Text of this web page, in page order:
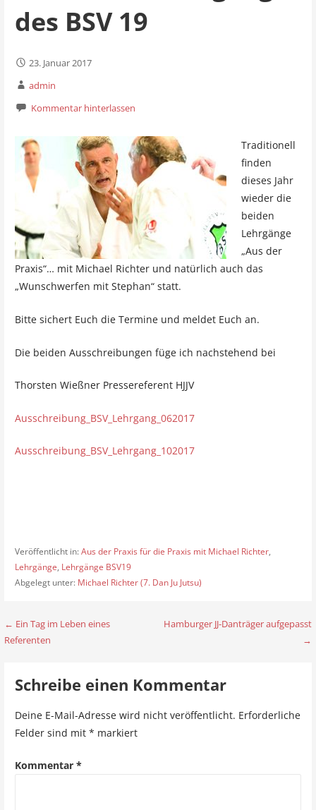
des BSV 19
23. Januar 2017
admin
Kommentar hinterlassen
Traditionell
finden
dieses Jahr
wieder die
beiden
Lehrgänge
„Aus der
Praxis“… mit Michael Richter und natürlich auch das
„Wunschwerfen mit Stephan“ statt.
Bitte sichert Euch die Termine und meldet Euch an.
Die beiden Ausschreibungen füge ich nachstehend bei
Thorsten Wießner Pressereferent HJJV
Ausschreibung_BSV_Lehrgang_062017
Ausschreibung_BSV_Lehrgang_102017
Veröffentlicht in:Aus der Praxis für die Praxis mit Michael Richter,
Lehrgänge, Lehrgänge BSV19
Abgelegt unter: Michael Richter (7. Dan Ju Jutsu)
B
a
← Ein Tag im Leben eines
Referenten
Hamburger JJ-Danträger aufgepasst
→
Schreibe einen Kommentar
Deine E-Mail-Adresse wird nicht veröffentlicht. Erforderliche
Felder sind mit * markiert
Kommentar *